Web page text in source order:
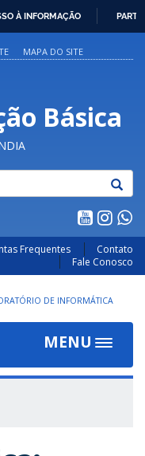
À INFORMAÇÃO
MAPA DO SITE
Básica
Frequentes
Contato
Fale Conosco
DE INFORMÁTICA
MENU
Toggle